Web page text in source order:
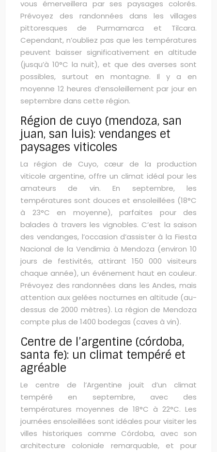
vous émerveillera par ses paysages colorés.
Prévoyez des randonnées dans les villages
pittoresques de Purmamarca et Tilcara.
Cependant, n’oubliez pas que les températures
peuvent baisser significativement en altitude
(jusqu’à 10°C la nuit), et que des averses sont
possibles, surtout en montagne. Il y a en
moyenne 12 heures d’ensoleillement par jour en
septembre dans cette région.
Région de cuyo (mendoza, san
juan, san luis): vendanges et
paysages viticoles
La région de Cuyo, cœur de la production
viticole argentine, offre un climat idéal pour les
amateurs de vin. En septembre, les
températures sont douces et ensoleillées (18°C
à 23°C en moyenne), parfaites pour des
balades à travers les vignobles. C’est la saison
des vendanges, l’occasion d’assister à la Fiesta
Nacional de la Vendimia à Mendoza (environ 10
jours de festivités, attirant 150 000 visiteurs
chaque année), un événement haut en couleur.
Prévoyez des randonnées dans les Andes, mais
attention aux gelées nocturnes en altitude (au-
dessus de 2000 mètres). La région de Mendoza
compte plus de 1400 bodegas (caves à vin).
Centre de l’argentine (córdoba,
santa fe): un climat tempéré et
agréable
Le centre de l’Argentine jouit d’un climat
tempéré en septembre, avec des
températures moyennes de 18°C à 22°C. Les
journées ensoleillées sont idéales pour visiter les
villes historiques comme Córdoba, avec son
architecture coloniale remarquable, et pour